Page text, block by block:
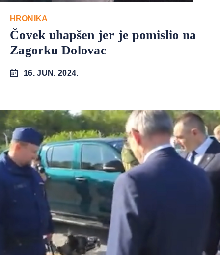
HRONIKA
Čovek uhapšen jer je pomislio na
Zagorku Dolovac
16. JUN. 2024.